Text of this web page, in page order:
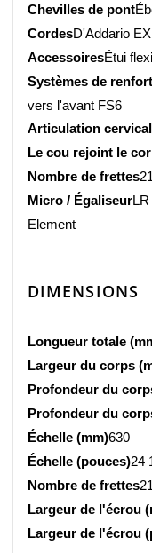
Chevilles de pont
CordesD'Addario
AccessoiresÉtui
Systèmes de renfort
vers l'avant FS6
Articulation
Le cou rejoint le
Nombre de frettes21
Micro / Égaliseur
Element
DIMENSIONS
Longueur totale
Largeur du corps
Profondeur du
Profondeur du
Échelle (mm)630
Échelle (pouces)24
Nombre de frettes21
Largeur de l'écrou
Largeur de l'écrou